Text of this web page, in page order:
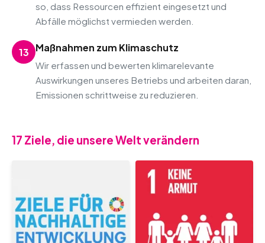
so, dass Ressourcen effizient eingesetzt und
Abfälle möglichst vermieden werden.
13 Maßnahmen zum Klimaschutz
Wir erfassen und bewerten klimarelevante
Auswirkungen unseres Betriebs und arbeiten daran,
Emissionen schrittweise zu reduzieren.
17 Ziele, die unsere Welt verändern